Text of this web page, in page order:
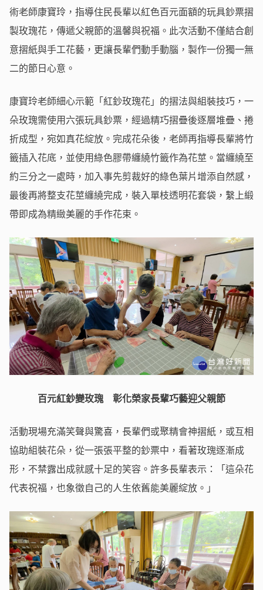
術老師康寶玲，指導住民長輩以紅色百元面額的玩具鈔票摺
製玫瑰花，傳遞父親節的溫馨與祝福。此次活動不僅結合創
意摺紙與手工花藝，更讓長輩們動手動腦，製作一份獨一無
二的節日心意。
康寶玲老師細心示範「紅鈔玫瑰花」的摺法與組裝技巧，一
朵玫瑰需使用六張玩具鈔票，經過精巧摺疊後逐層堆疊、捲
折成型，宛如真花綻放。完成花朵後，老師再指導長輩將竹
籤插入花底，並使用綠色膠帶纏繞竹籤作為花莖。當纏繞至
約三分之一處時，加入事先剪裁好的綠色葉片增添自然感，
最後再將整支花莖纏繞完成，裝入單枝透明花套袋，繫上緞
帶即成為精緻美麗的手作花束。
百元紅鈔變玫瑰 彰化榮家長輩巧藝迎父親節
活動現場充滿笑聲與驚喜，長輩們或聚精會神摺紙，或互相
協助組裝花朵，從一張張平整的鈔票中，看著玫瑰逐漸成
形，不禁露出成就感十足的笑容。許多長輩表示：「這朵花
代表祝福，也象徵自己的人生依舊能美麗綻放。」